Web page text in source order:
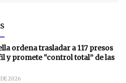
ordena trasladar a 117 presos
y promete “control total” de las
DE 2026